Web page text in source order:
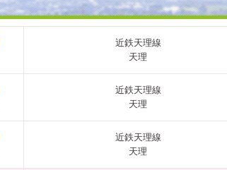
近鉄天理線
天理
近鉄天理線
天理
近鉄天理線
天理